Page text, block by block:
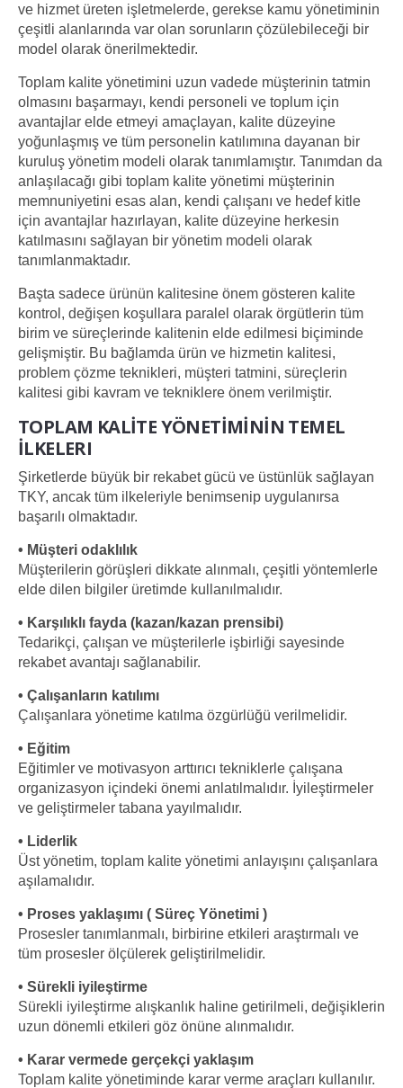
ve hizmet üreten işletmelerde, gerekse kamu yönetiminin
çeşitli alanlarında var olan sorunların çözülebileceği bir
model olarak önerilmektedir.
Toplam kalite yönetimini uzun vadede müşterinin tatmin
olmasını başarmayı, kendi personeli ve toplum için
avantajlar elde etmeyi amaçlayan, kalite düzeyine
yoğunlaşmış ve tüm personelin katılımına dayanan bir
kuruluş yönetim modeli olarak tanımlamıştır. Tanımdan da
anlaşılacağı gibi toplam kalite yönetimi müşterinin
memnuniyetini esas alan, kendi çalışanı ve hedef kitle
için avantajlar hazırlayan, kalite düzeyine herkesin
katılmasını sağlayan bir yönetim modeli olarak
tanımlanmaktadır.
Başta sadece ürünün kalitesine önem gösteren kalite
kontrol, değişen koşullara paralel olarak örgütlerin tüm
birim ve süreçlerinde kalitenin elde edilmesi biçiminde
gelişmiştir. Bu bağlamda ürün ve hizmetin kalitesi,
problem çözme teknikleri, müşteri tatmini, süreçlerin
kalitesi gibi kavram ve tekniklere önem verilmiştir.
TOPLAM KALİTE YÖNETİMİNİN TEMEL
İLKELERI
Şirketlerde büyük bir rekabet gücü ve üstünlük sağlayan
TKY, ancak tüm ilkeleriyle benimsenip uygulanırsa
başarılı olmaktadır.
• Müşteri odaklılık
Müşterilerin görüşleri dikkate alınmalı, çeşitli yöntemlerle
elde dilen bilgiler üretimde kullanılmalıdır.
• Karşılıklı fayda (kazan/kazan prensibi)
Tedarikçi, çalışan ve müşterilerle işbirliği sayesinde
rekabet avantajı sağlanabilir.
• Çalışanların katılımı
Çalışanlara yönetime katılma özgürlüğü verilmelidir.
• Eğitim
Eğitimler ve motivasyon arttırıcı tekniklerle çalışana
organizasyon içindeki önemi anlatılmalıdır. İyileştirmeler
ve geliştirmeler tabana yayılmalıdır.
• Liderlik
Üst yönetim, toplam kalite yönetimi anlayışını çalışanlara
aşılamalıdır.
• Proses yaklaşımı ( Süreç Yönetimi )
Prosesler tanımlanmalı, birbirine etkileri araştırmalı ve
tüm prosesler ölçülerek geliştirilmelidir.
• Sürekli iyileştirme
Sürekli iyileştirme alışkanlık haline getirilmeli, değişiklerin
uzun dönemli etkileri göz önüne alınmalıdır.
• Karar vermede gerçekçi yaklaşım
Toplam kalite yönetiminde karar verme araçları kullanılır.